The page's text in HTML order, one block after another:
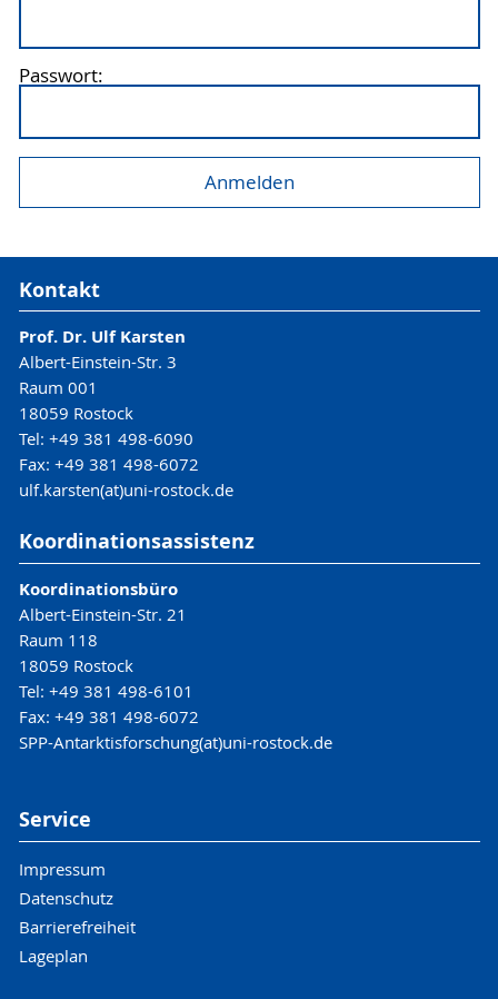
Passwort:
Kontakt
Prof. Dr. Ulf Karsten
Albert-Einstein-Str. 3
Raum 001
18059 Rostock
Tel: +49 381 498-6090
Fax: +49 381 498-6072
ulf.karsten(at)uni-rostock.de
Koordinationsassistenz
Koordinationsbüro
Albert-Einstein-Str. 21
Raum 118
18059 Rostock
Tel: +49 381 498-6101
Fax: +49 381 498-6072
SPP-Antarktisforschung(at)uni-rostock.de
Service
Impressum
Datenschutz
Barrierefreiheit
Lageplan